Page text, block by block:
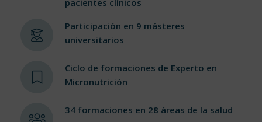
pacientes clínicos
Participación en 9 másteres
universitarios
Ciclo de formaciones de Experto en
Micronutrición
34 formaciones en 28 áreas de la salud